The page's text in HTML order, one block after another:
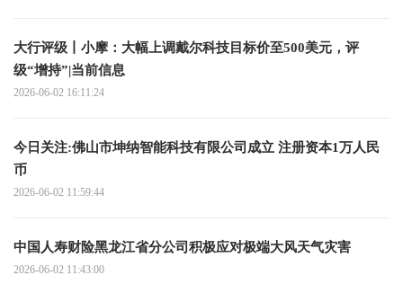
大行评级丨小摩：大幅上调戴尔科技目标价至500美元，评
级“增持”|当前信息
2026-06-02 16:11:24
今日关注:佛山市坤纳智能科技有限公司成立 注册资本1万人民
币
2026-06-02 11:59:44
中国人寿财险黑龙江省分公司积极应对极端大风天气灾害
2026-06-02 11:43:00